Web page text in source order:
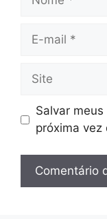
Site
Salvar
próxima vez